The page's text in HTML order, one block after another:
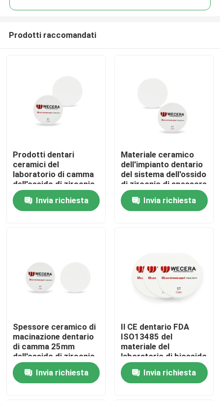
Casa.
Video
Spettacolo VR
Visita alla fabbrica
Contattaci
Notizie
Prodotti raccomandati
Prodotti dentari
ceramici del
laboratorio di camma
dell'ossido di zirconio
di D2 98*12mm cad
Invia richiesta
Materiale ceramico
dell'impianto dentario
del sistema dell'ossido
di zirconio di spessore
di D2 10mm KAVO
Invia richiesta
Spessore ceramico di
macinazione dentario
di camma 25mm
dell'ossido di zirconio
C2 cad
Invia richiesta
Il CE dentario FDA
ISO13485 del
materiale del
laboratorio di biossido
di zirconio di C2
98*14mm ha
certificato
Invia richiesta